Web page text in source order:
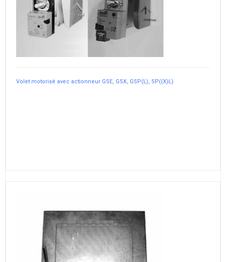
Volet motorisé avec actionneur GSE, GSX, GSP(L), SP((X)L)